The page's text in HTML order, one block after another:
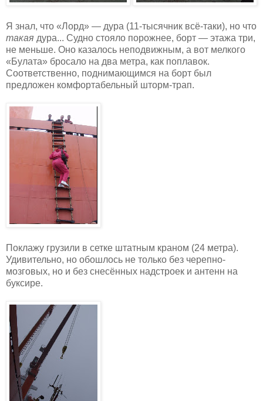
Я знал, что «Лорд» — дура (11-тысячник всё-таки), но что
такая дура... Судно стояло порожнее, борт — этажа три,
не меньше. Оно казалось неподвижным, а вот мелкого
«Булата» бросало на два метра, как поплавок.
Соответственно, поднимающимся на борт был
предложен комфортабельный шторм-трап.
Поклажу грузили в сетке штатным краном (24 метра).
Удивительно, но обошлось не только без черепно-
мозговых, но и без снесённых надстроек и антенн на
буксире.